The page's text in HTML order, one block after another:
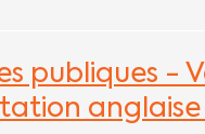
publiques -